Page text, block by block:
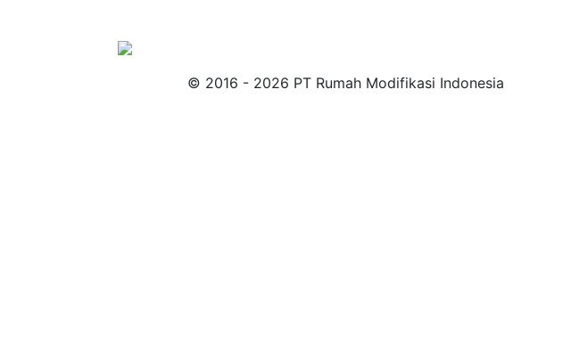
© 2016 - 2026 PT Rumah Modifikasi Indonesia